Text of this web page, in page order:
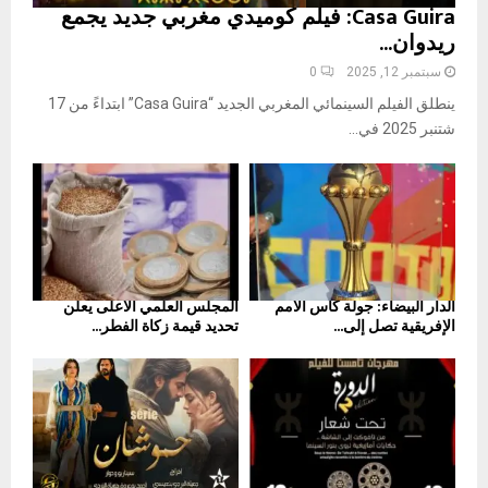
Casa Guira: فيلم كوميدي مغربي جديد يجمع
ريدوان...
سبتمبر 12, 2025 0
ينطلق الفيلم السينمائي المغربي الجديد “Casa Guira” ابتداءً من 17
شتنبر 2025 في...
المجلس العلمي الأعلى يعلن
تحديد قيمة زكاة الفطر...
الدار البيضاء: جولة كأس الأمم
الإفريقية تصل إلى...